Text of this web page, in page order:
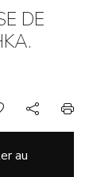
DE
au